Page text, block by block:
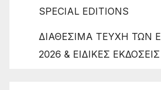
SPECIAL EDITIONS
ΔΙΑΘΕΣΙΜΑ ΤΕΥΧΗ ΤΩΝ
2026 & ΕΙΔΙΚΕΣ ΕΚΔΟΣΕΙΣ